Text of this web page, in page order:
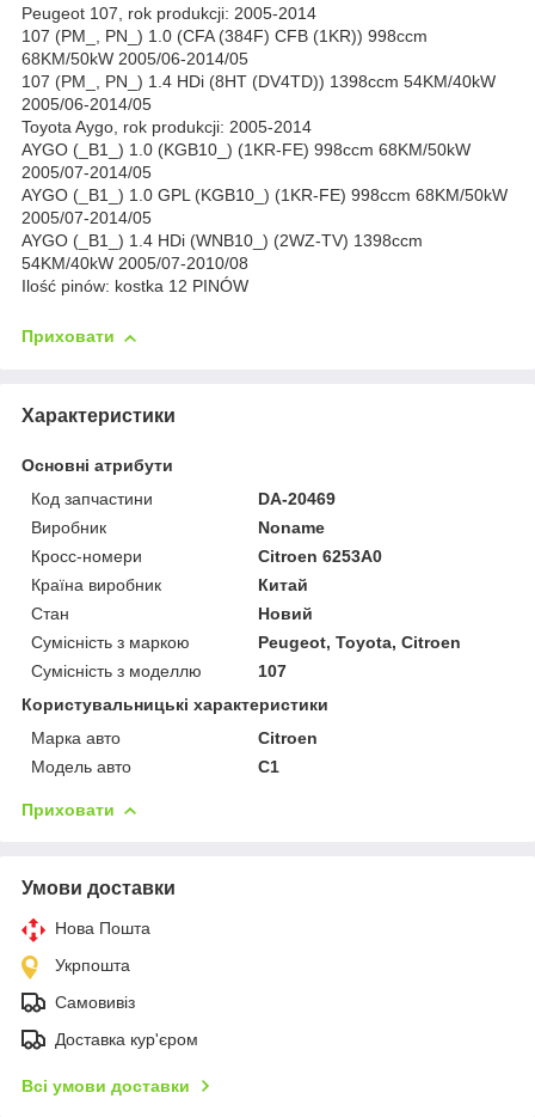
Peugeot 107, rok produkcji: 2005-2014
107 (PM_, PN_) 1.0 (CFA (384F) CFB (1KR)) 998ccm
68KM/50kW 2005/06-2014/05
107 (PM_, PN_) 1.4 HDi (8HT (DV4TD)) 1398ccm 54KM/40kW
2005/06-2014/05
Toyota Aygo, rok produkcji: 2005-2014
AYGO (_B1_) 1.0 (KGB10_) (1KR-FE) 998ccm 68KM/50kW
2005/07-2014/05
AYGO (_B1_) 1.0 GPL (KGB10_) (1KR-FE) 998ccm 68KM/50kW
2005/07-2014/05
AYGO (_B1_) 1.4 HDi (WNB10_) (2WZ-TV) 1398ccm
54KM/40kW 2005/07-2010/08
Ilość pinów: kostka 12 PINÓW
Приховати
Характеристики
Основні атрибути
Код запчастини
DA-20469
Виробник
Noname
Кросс-номери
Citroen 6253A0
Країна виробник
Китай
Стан
Новий
Сумісність з маркою
Peugeot, Toyota, Citroen
Сумісність з моделлю
107
Користувальницькі характеристики
Марка авто
Citroen
Модель авто
C1
Приховати
Умови доставки
Нова Пошта
Укрпошта
Самовивіз
Доставка кур'єром
Всі умови доставки